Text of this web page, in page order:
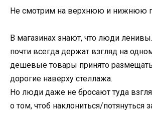
Не смотрим на верхнюю и нижнюю
В магазинах знают, что люди
почти всегда держат взгляд на
дешевые товары принято
дорогие наверху стеллажа.
Но люди даже не бросают туда
о том, чтоб наклониться/потянуться